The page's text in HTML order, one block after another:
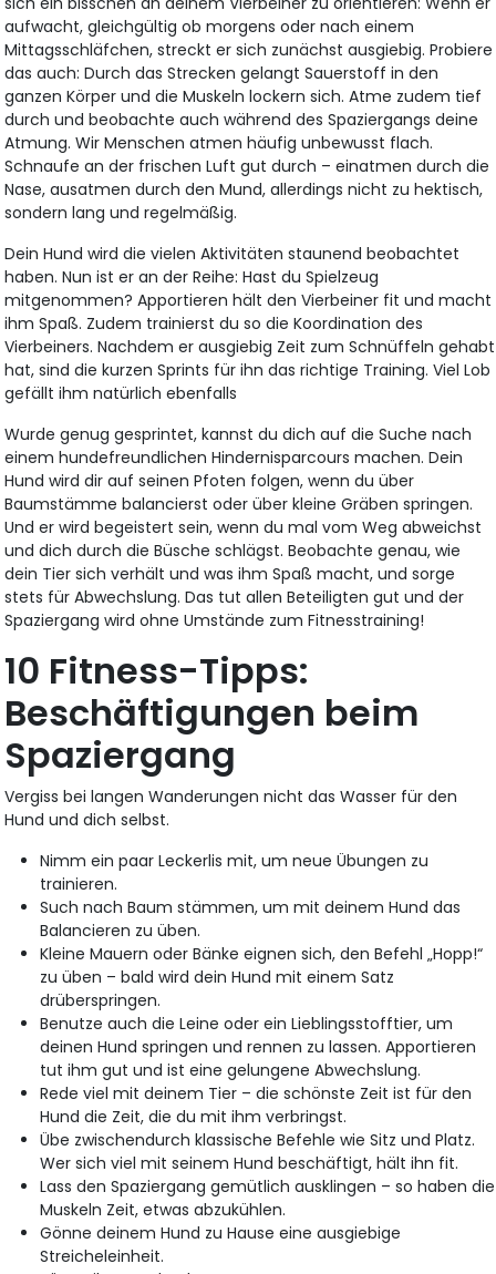
aufwacht, gleichgültig ob morgens oder nach einem
Mittagsschläfchen, streckt er sich zunächst ausgiebig. Probiere
das auch: Durch das Strecken gelangt Sauerstoff in den
ganzen Körper und die Muskeln lockern sich. Atme zudem tief
durch und beobachte auch während des Spaziergangs deine
Atmung. Wir Menschen atmen häufig unbewusst flach.
Schnaufe an der frischen Luft gut durch – einatmen durch die
Nase, ausatmen durch den Mund, allerdings nicht zu hektisch,
sondern lang und regelmäßig.
Dein Hund wird die vielen Aktivitäten staunend beobachtet
haben. Nun ist er an der Reihe: Hast du Spielzeug
mitgenommen? Apportieren hält den Vierbeiner fit und macht
ihm Spaß. Zudem trainierst du so die Koordination des
Vierbeiners. Nachdem er ausgiebig Zeit zum Schnüffeln gehabt
hat, sind die kurzen Sprints für ihn das richtige Training. Viel Lob
gefällt ihm natürlich ebenfalls
Wurde genug gesprintet, kannst du dich auf die Suche nach
einem hundefreundlichen Hindernisparcours machen. Dein
Hund wird dir auf seinen Pfoten folgen, wenn du über
Baumstämme balancierst oder über kleine Gräben springen.
Und er wird begeistert sein, wenn du mal vom Weg abweichst
und dich durch die Büsche schlägst. Beobachte genau, wie
dein Tier sich verhält und was ihm Spaß macht, und sorge
stets für Abwechslung. Das tut allen Beteiligten gut und der
Spaziergang wird ohne Umstände zum Fitnesstraining!
10 Fitness-Tipps:
Beschäftigungen beim
Spaziergang
Vergiss bei langen Wanderungen nicht das Wasser für den
Hund und dich selbst.
Nimm ein paar Leckerlis mit, um neue Übungen zu
trainieren.
Such nach Baum stämmen, um mit deinem Hund das
Balancieren zu üben.
Kleine Mauern oder Bänke eignen sich, den Befehl „Hopp!“
zu üben – bald wird dein Hund mit einem Satz
drüberspringen.
Benutze auch die Leine oder ein Lieblingsstofftier, um
deinen Hund springen und rennen zu lassen. Apportieren
tut ihm gut und ist eine gelungene Abwechslung.
Rede viel mit deinem Tier – die schönste Zeit ist für den
Hund die Zeit, die du mit ihm verbringst.
Übe zwischendurch klassische Befehle wie Sitz und Platz.
Wer sich viel mit seinem Hund beschäftigt, hält ihn fit.
Lass den Spaziergang gemütlich ausklingen – so haben die
Muskeln Zeit, etwas abzukühlen.
Gönne deinem Hund zu Hause eine ausgiebige
Streicheleinheit.